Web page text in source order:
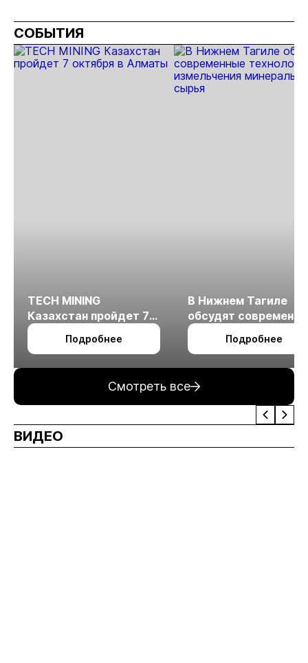
СОБЫТИЯ
TECH MINING
Казахстан пройдет 7
октября в Алматы
Подробнее
В Нижнем Тагиле
обсудят
технологии
измельчения
Подробнее
Смотреть все
ВИДЕО